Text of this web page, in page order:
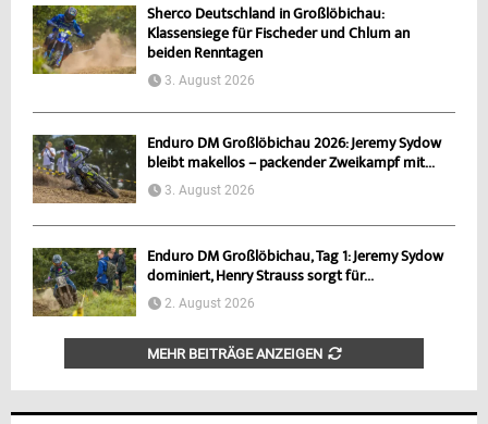
Sherco Deutschland in Großlöbichau:
Klassensiege für Fischeder und Chlum an
beiden Renntagen
3. August 2026
Enduro DM Großlöbichau 2026: Jeremy Sydow
bleibt makellos – packender Zweikampf mit...
3. August 2026
Enduro DM Großlöbichau, Tag 1: Jeremy Sydow
dominiert, Henry Strauss sorgt für...
2. August 2026
MEHR BEITRÄGE ANZEIGEN